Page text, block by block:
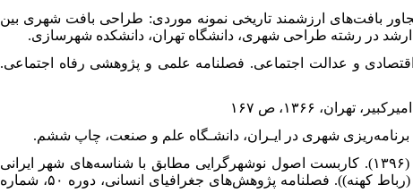
فضاهای شهری مجاور بافت‌های ارزشمند تاریخی نمونه موردی: طراحی بافت شهری بین
ارشد در رشته طراحی شهری، دانشگاه تهران، دانشکده شهرسازی.
(۱۳۸۶). راهبردهای توسعه اقتصادی و عدالت اجتماعی. فصلنامه علمی و پژوهشی رفاه اجتماعی.
۳۰. صفوی، سیدعلی، رضایی، محمود و سعادتمندی، مژگان. (۱۳۹۶). کاربست اصول نوشهرگرایی مطابق با شناسه‌های شهر ایرانی
اسلامی (مطالعۀ موردی: محلۀ مسکونی و قدیمی رباط‌کریم (رباط کهنه)). فصلنامه پژوهش‌های جغرافیای انسانی، دوره ۵۰، شماره